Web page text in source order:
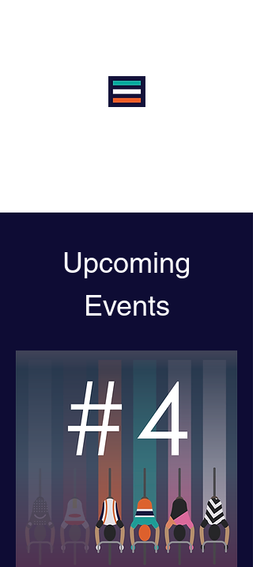
Upcoming
Events